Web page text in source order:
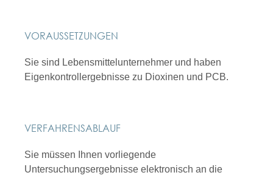
VORAUSSETZUNGEN
Sie sind Lebensmittelunternehmer und haben
Eigenkontrollergebnisse zu Dioxinen und PCB.
VERFAHRENSABLAUF
Sie müssen Ihnen vorliegende
Untersuchungsergebnisse elektronisch an die